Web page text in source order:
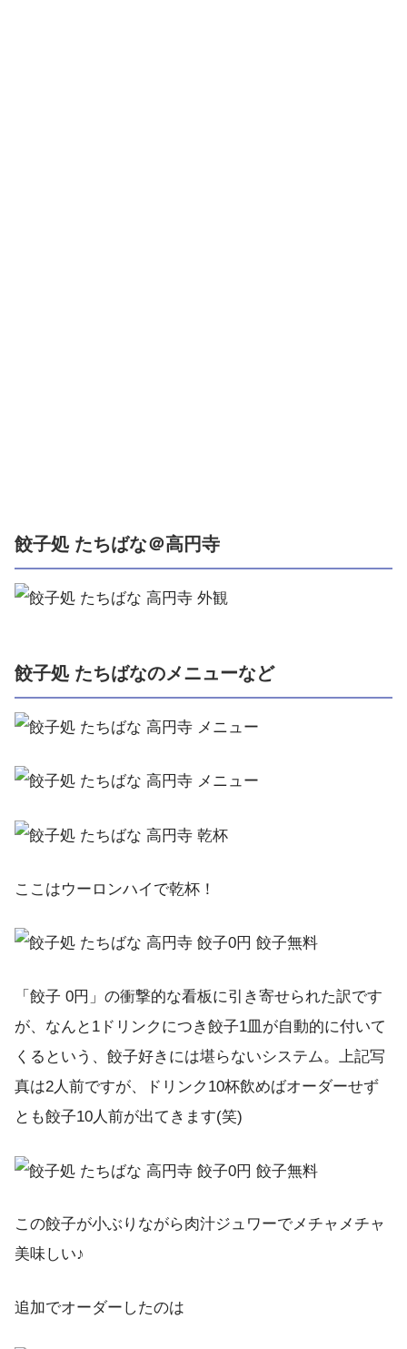
餃子処 たちばな＠高円寺
餃子処 たちばなのメニューなど
ここはウーロンハイで乾杯！
「餃子 0円」の衝撃的な看板に引き寄せられた訳です
が、なんと1ドリンクにつき餃子1皿が自動的に付いて
くるという、餃子好きには堪らないシステム。上記写
真は2人前ですが、ドリンク10杯飲めばオーダーせず
とも餃子10人前が出てきます(笑)
この餃子が小ぶりながら肉汁ジュワーでメチャメチャ
美味しい♪
追加でオーダーしたのは